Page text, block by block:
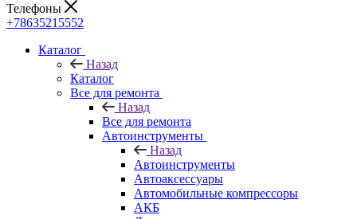
Телефоны
+78635215552
Каталог
Назад
Каталог
Все для ремонта
Назад
Все для ремонта
Автоинструменты
Назад
Автоинструменты
Автоаксессуары
Автомобильные компрессоры
АКБ